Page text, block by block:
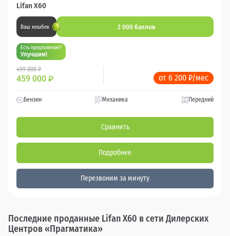
Lifan X60
Ваш кешбек 2 000 баллов
Есть предложение?
Улучшим!
499 000 ₽
459 000 ₽ от 6 200 ₽/мес
Бензин Механика Передний
Сравнить
Подробнее
Перезвоним за минуту
Последние проданные Lifan X60 в сети Дилерских
Центров «Прагматика»